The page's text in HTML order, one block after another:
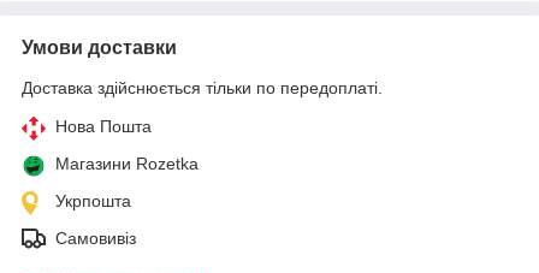
Умови доставки
Доставка здійснюється тільки по передоплаті.
Нова Пошта
Магазини Rozetka
Укрпошта
Самовивіз